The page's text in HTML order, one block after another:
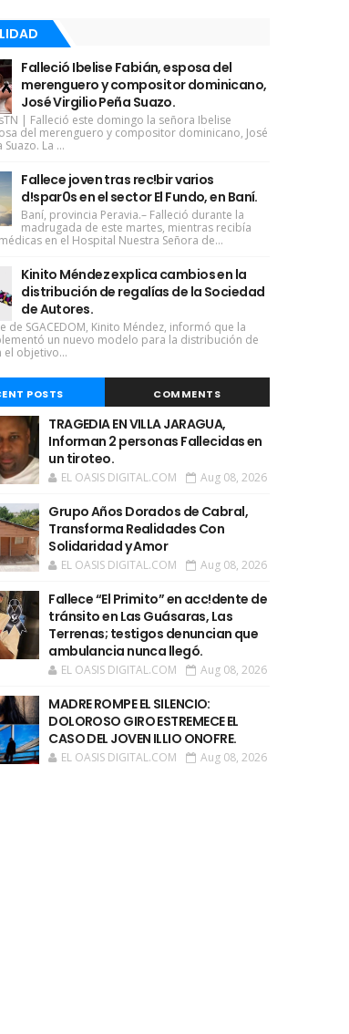
Falleció Ibelise Fabián, esposa del
merenguero y compositor dominicano,
José Virgilio Peña Suazo.
| Falleció este domingo la señora Ibelise
del merenguero y compositor dominicano, José
La ...
Fallece joven tras rec!bir varios
d!spar0s en el sector El Fundo, en Baní.
Baní, provincia Peravia.– Falleció durante la
madrugada de este martes, mientras recibía
en el Hospital Nuestra Señora de...
Kinito Méndez explica cambios en la
distribución de regalías de la Sociedad
de Autores.
de SGACEDOM, Kinito Méndez, informó que la
un nuevo modelo para la distribución de
el objetivo...
POSTS COMMENTS
TRAGEDIA EN VILLA JARAGUA,
Informan 2 personas Fallecidas en
un tiroteo.
EL OASIS DIGITAL.COM Aug 08, 2026
Grupo Años Dorados de Cabral,
Transforma Realidades Con
Solidaridad y Amor
EL OASIS DIGITAL.COM Aug 08, 2026
Fallece “El Primito” en acc!dente de
tránsito en Las Guásaras, Las
Terrenas; testigos denuncian que
ambulancia nunca llegó.
EL OASIS DIGITAL.COM Aug 08, 2026
MADRE ROMPE EL SILENCIO:
DOLOROSO GIRO ESTREMECE EL
CASO DEL JOVEN ILLIO ONOFRE.
EL OASIS DIGITAL.COM Aug 08, 2026